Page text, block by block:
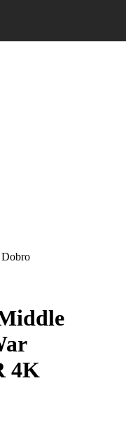
Dobro
4K